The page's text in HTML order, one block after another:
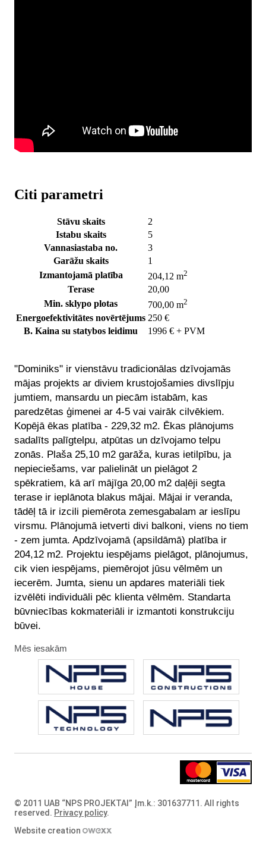
Citi parametri
Stāvu skaits
2
Istabu skaits
5
Vannasiastaba no.
3
Garāžu skaits
1
Izmantojamā platība
204,12 m2
Terase
20,00
Min. sklypo plotas
700,00 m2
Energoefektivitātes novērtējums 250 €
B. Kaina su statybos leidimu
1996 € + PVM
"Dominiks" ir vienstāvu tradicionālas dzīvojamās
mājas projekts ar diviem krustojošamies divslīpju
jumtiem, mansardu un piecām istabām, kas
paredzētas ģimenei ar 4-5 vai vairāk cilvēkiem.
Kopējā ēkas platība - 229,32 m2. Ēkas plānojums
sadalīts palīgtelpu, atpūtas un dzīvojamo telpu
zonās. Plaša 25,10 m2 garāža, kuras ietilpību, ja
nepieciešams, var palielināt un pielāgot 2
spēkratiem, kā arī mājīga 20,00 m2 daļēji segta
terase ir ieplānota blakus mājai. Mājai ir veranda,
tādēļ tā ir izcili piemērota zemesgabalam ar ieslīpu
virsmu. Plānojumā ietverti divi balkoni, viens no tiem
- zem jumta. Apdzīvojamā (apsildāmā) platība ir
204,12 m2. Projektu iespējams pielāgot, plānojumus,
cik vien iespējams, piemērojot jūsu vēlmēm un
iecerēm. Jumta, sienu un apdares materiāli tiek
izvēlēti individuāli pēc klienta vēlmēm. Standarta
būvniecības kokmateriāli ir izmantoti konstrukciju
būvei.
Mēs iesakām
© 2011 UAB “NPS PROJEKTAI” Įm.k.: 301637711. All rights
reserved. Privacy policy.
Website creation